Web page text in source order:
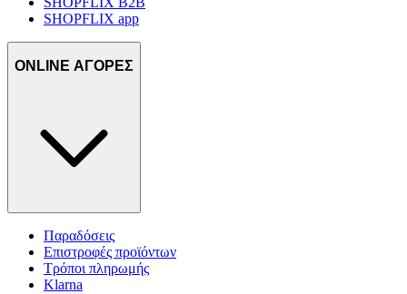
SHOPFLIX app
ONLINE ΑΓΟΡΕΣ
Παραδόσεις
Επιστροφές προϊόντων
Τρόποι πληρωμής
Klarna